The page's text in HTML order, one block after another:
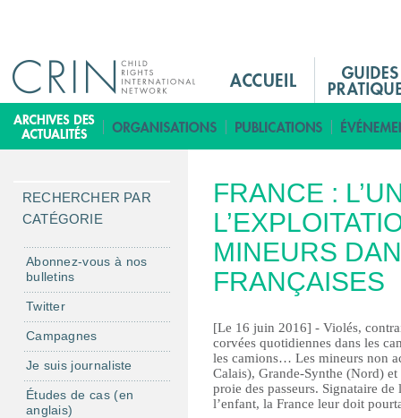
i
n
e
n
u
F
r
i
FRANCE :
MINEURS
FRANÇAISES
[Le 16 juin 2016] - Violés,
corvées quotidiennes dans les
les camions… Les mineurs non
Calais), Grande-Synthe (Nord)
proie des passeurs. Signataire
l’enfant, la France leur doit
RECHERCHER PAR
CATÉGORIE
Abonnez-vous à nos
bulletins
Twitter
Campagnes
Je suis journaliste
Études de cas (en
anglais)